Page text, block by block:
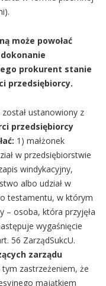
może powołać
prokurent stanie
przedsiębiorcy.
ustanowiony z
przedsiębiorcy
1) małżonek
w przedsiębiorstwie
windykacyjny,
albo udział w
testamentu, w którym
– osoba, która przyjęła
wygaśnięcie
56 ZarządSukcU.
zarządu
tym zastrzeżeniem, że
majątkiem